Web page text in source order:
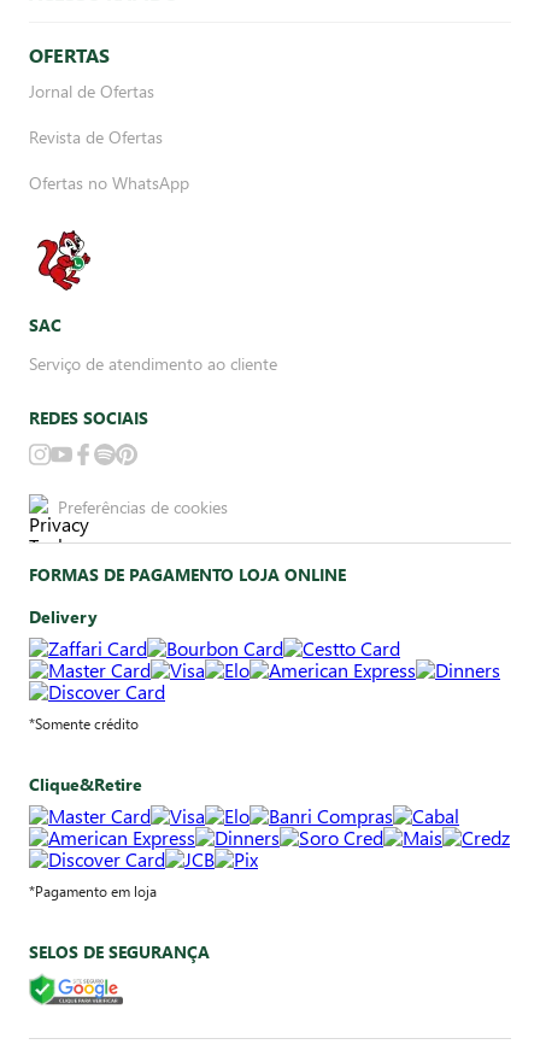
OFERTAS
Jornal de Ofertas
Revista de Ofertas
Ofertas no WhatsApp
SAC
Serviço de atendimento ao cliente
REDES SOCIAIS
Preferências de cookies
FORMAS DE PAGAMENTO LOJA ONLINE
Delivery
*Somente crédito
Clique&Retire
*Pagamento em loja
SELOS DE SEGURANÇA